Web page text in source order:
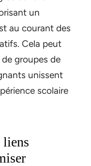
un
au courant des
Cela peut
groupes de
unissent
scolaire
liens